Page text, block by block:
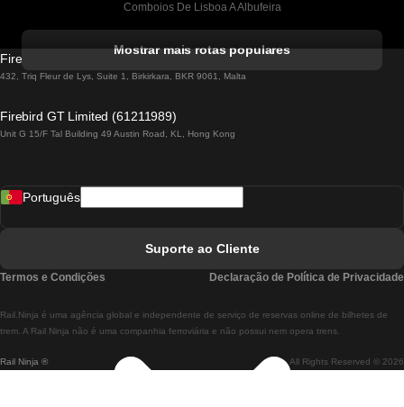
Comboios De Lisboa A Albufeira
Comboios De Lisboa A Lagos
Comboios De Lisboa A Madrid
Comboios De Lisboa A Braga
Comboios De Braga A Lisboa
Mostrar mais rotas populares
Firebird GT Limited (OC 1451)
432, Triq Fleur de Lys, Suite 1, Birkirkara, BKR 9061, Malta
Firebird GT Limited (61211989)
Unit G 15/F Tal Building 49 Austin Road, KL, Hong Kong
Rail Ninja ® All Rights Reserved © 2026
Rail.Ninja é uma agência global e independente de serviço de reservas online de bilhetes de
trem. A Rail Ninja não é uma companhia ferroviária e não possui nem opera trens.
Português
Suporte ao Cliente
Termos e Condições Declaração de Política de Privacidade